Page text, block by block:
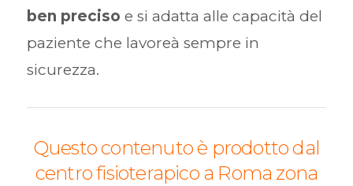
ben preciso e si adatta alle capacità del
paziente che lavoreà sempre in
sicurezza.
Questo contenuto è prodotto dal
centro fisioterapico a Roma zona